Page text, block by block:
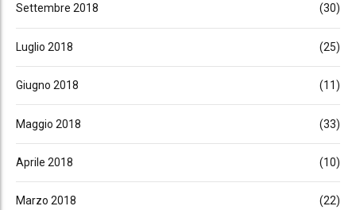
Settembre 2018 (30)
Luglio 2018 (25)
Giugno 2018 (11)
Maggio 2018 (33)
Aprile 2018 (10)
Marzo 2018 (22)